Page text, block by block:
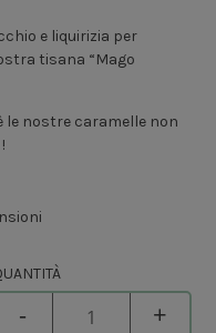
e liquirizia per
tisana “Mago
le nostre caramelle non
- +